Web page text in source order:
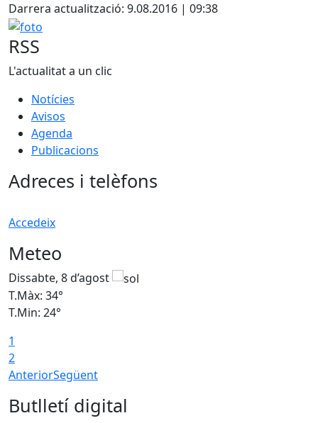
Darrera actualització: 9.08.2016 | 09:38
foto
RSS
L'actualitat a un clic
Notícies
Avisos
Agenda
Publicacions
Adreces i telèfons
Accedeix
Meteo
Dissabte, 8 d’agost
T.Màx: 34°
T.Min: 24°
1
2
AnteriorSegüent
Butlletí digital